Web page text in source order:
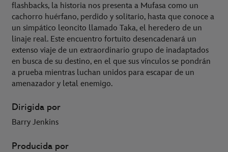
flashbacks, la historia nos presenta a Mufasa como un
cachorro huérfano, perdido y solitario, hasta que conoce a
un simpático leoncito llamado Taka, el heredero de un
linaje real. Este encuentro fortuito desencadenará un
extenso viaje de un extraordinario grupo de inadaptados
en busca de su destino, en el que sus vínculos se pondrán
a prueba mientras luchan unidos para escapar de un
amenazador y letal enemigo.
Dirigida por
Barry Jenkins
Producida por